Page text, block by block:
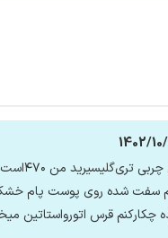
کلسترول من
سفت شده روی پوست پام
چکارکنم قرس اتورواستاتین